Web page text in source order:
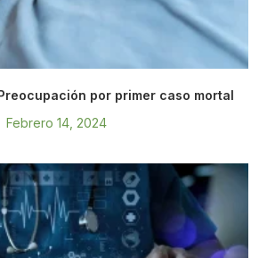
por primer caso mortal
Febrero 14, 2024